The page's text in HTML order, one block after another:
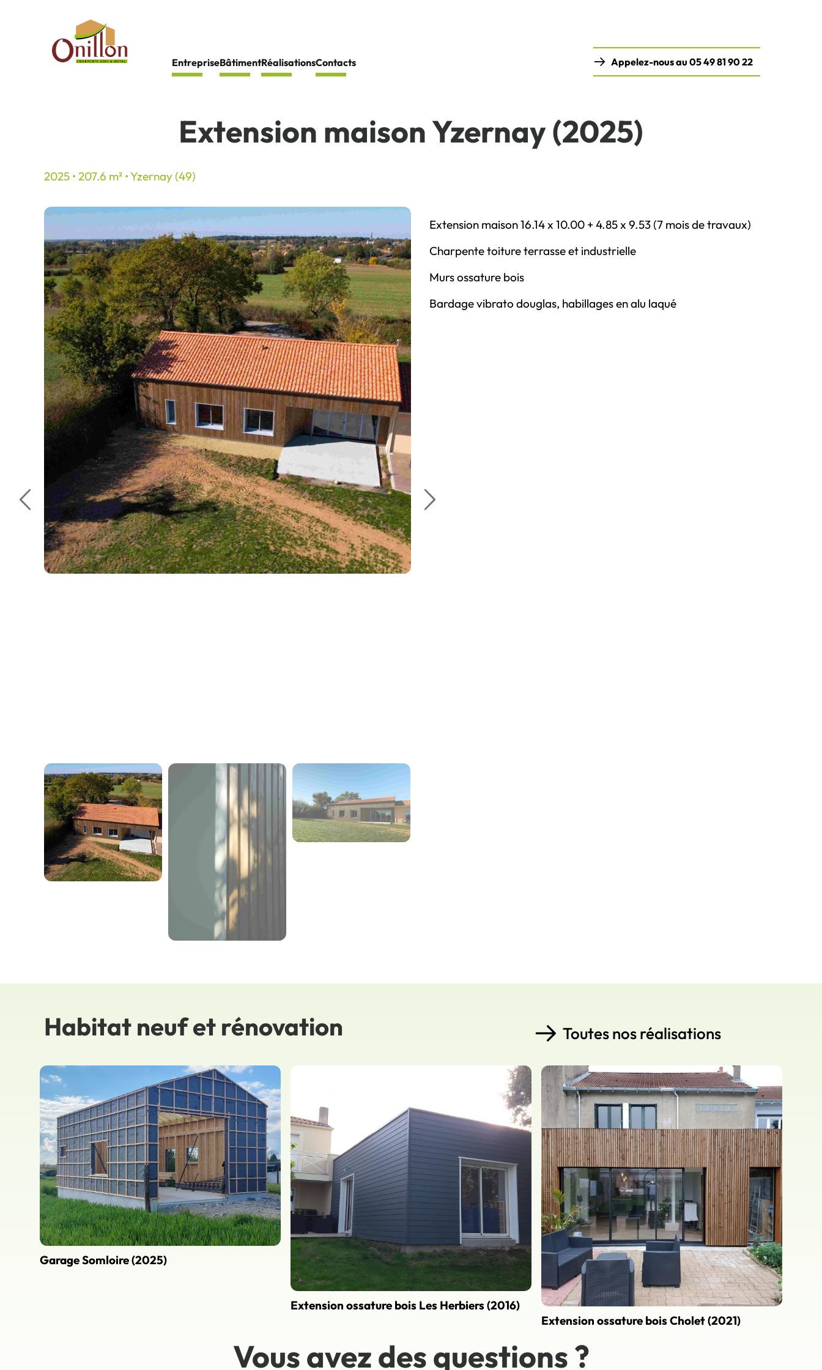
EntrepriseBâtimentRéalisationsContacts Appelez-nous au 05 49 81 90 22
Extension maison Yzernay (2025)
2025 • 207.6 m² • Yzernay (49)
Extension maison 16.14 x 10.00 + 4.85 x 9.53 (7 mois de travaux)
Charpente toiture terrasse et industrielle
Murs ossature bois
Bardage vibrato douglas, habillages en alu laqué
Habitat neuf et rénovation Toutes nos réalisations
Garage Somloire (2025)
Extension ossature bois Les Herbiers (2016)
Extension ossature bois Cholet (2021)
Vous avez des questions ?